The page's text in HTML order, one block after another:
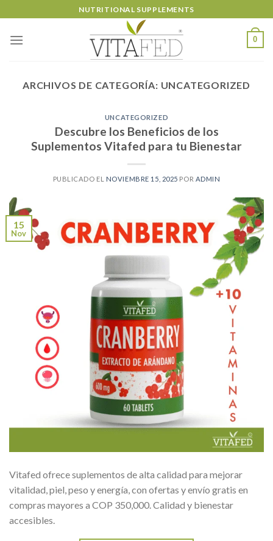
to
content
NUTRITIONAL SUPPLEMENTS
0
ARCHIVOS DE CATEGORÍA: UNCATEGORIZED
UNCATEGORIZED
Descubre los Beneficios de los
Suplementos Vitafed para tu Bienestar
PUBLICADO EL NOVIEMBRE 15, 2025 POR ADMIN
15
Nov
Vitafed ofrece suplementos de alta calidad para mejorar
vitalidad, piel, peso y energía, con ofertas y envío gratis en
compras mayores a COP 350,000. Calidad y bienestar
accesibles.